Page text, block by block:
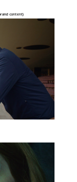
content)